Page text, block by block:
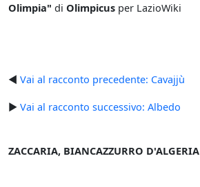
Olimpia" di Olimpicus per LazioWiki
◄ Vai al racconto precedente: Cavajjù
► Vai al racconto successivo: Albedo
ZACCARIA, BIANCAZZURRO D'ALGERIA